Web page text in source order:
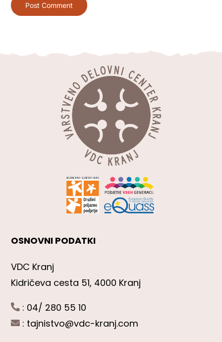
OSNOVNI PODATKI
VDC Kranj
Kidričeva cesta 51, 4000 Kranj
: 04/ 280 55 10
: tajnistvo@vdc-kranj.com